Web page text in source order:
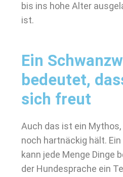
bis ins hohe Alter
ist.
Ein
bedeutet,
sich freut
Auch das ist ein
noch hartnäckig hält.
kann jede Menge Dinge
der Hundesprache ein